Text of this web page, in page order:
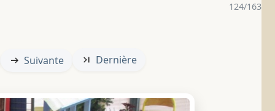
124/163
Suivante Dernière